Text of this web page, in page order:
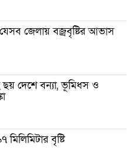
যেসব জেলায় বজ্রবৃষ্টির আভাস
ছয় দেশে বন্যা, ভূমিধস ও
মিলিমিটার বৃষ্টি